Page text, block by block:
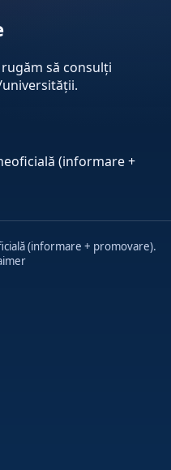
să consulți
(informare +
(informare + promovare).